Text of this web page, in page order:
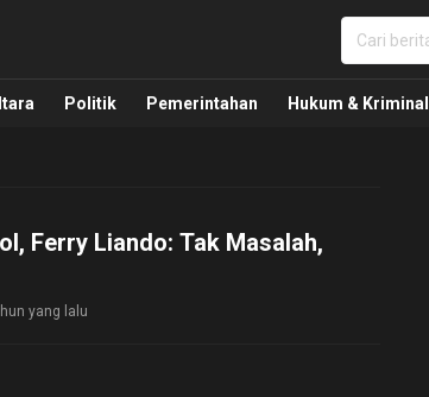
Hukum Kriminal dan Nasional
Politik Pemerintahan Hukum & Kriminal
Ferry Liando: Tak Masalah,
yang lalu